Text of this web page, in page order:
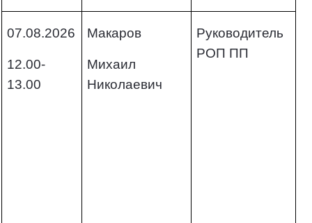
07.08.2026
12.00-
13.00
Макаров
Михаил
Николаевич
Руководитель
РОП ПП